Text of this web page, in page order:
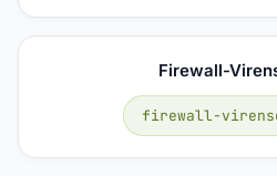
Firewall-
firewall-